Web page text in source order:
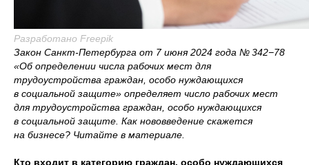
Разработано Freepik
Закон Санкт-Петербурга от 7 июня 2024 года № 342−78
«Об определении числа рабочих мест для
трудоустройства граждан, особо нуждающихся
в социальной защите» определяет число рабочих мест
для трудоустройства граждан, особо нуждающихся
в социальной защите. Как нововведение скажется
на бизнесе? Читайте в материале.
Кто входит в категорию граждан, особо нуждающихся